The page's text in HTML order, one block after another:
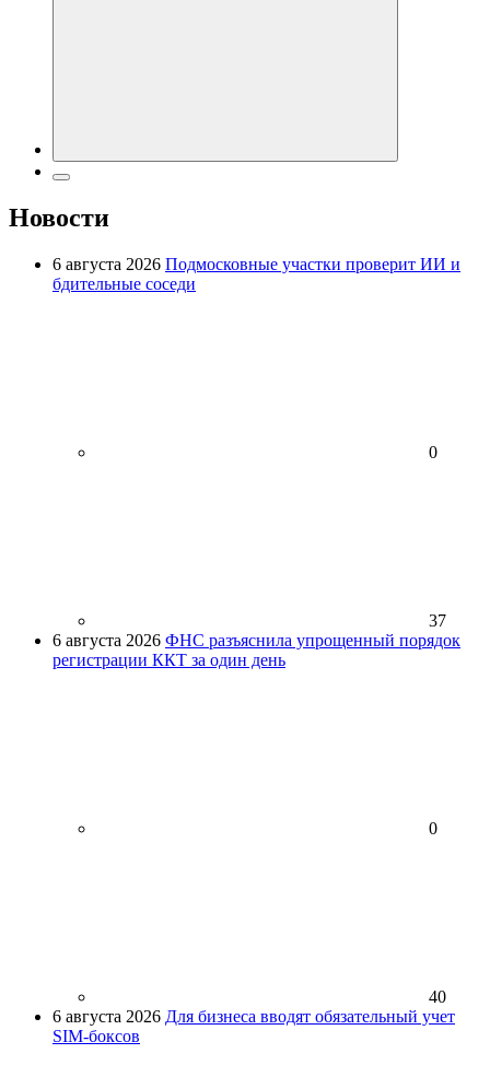
Новости
6 августа 2026 Подмосковные участки проверит ИИ и
бдительные соседи
0
37
6 августа 2026 ФНС разъяснила упрощенный порядок
регистрации ККТ за один день
0
40
6 августа 2026 Для бизнеса вводят обязательный учет
SIM-боксов